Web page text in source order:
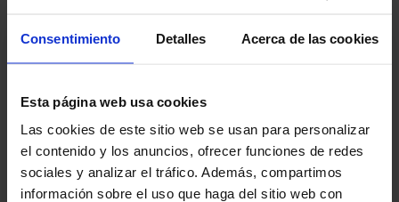
Consentimiento Detalles Acerca de las cookies
Esta página web usa cookies
Las cookies de este sitio web se usan para personalizar
el contenido y los anuncios, ofrecer funciones de redes
sociales y analizar el tráfico. Además, compartimos
información sobre el uso que haga del sitio web con
Ficha técnica
lunes, 24 de noviembre de 2025
Duración